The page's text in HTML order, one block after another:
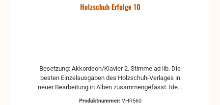
Holzschuh Erfolge 10
Besetzung: Akkordeon/Klavier 2. Stimme ad lib. Die
besten Einzelausgaben des Holzschuh-Verlages in
neuer Bearbeitung in Alben zusammengefasst. Ideal
Produktnummer: VHR560